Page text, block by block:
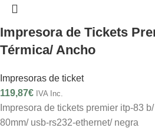
Impresora de Tickets
Térmica/ Ancho
Impresoras de ticket
119,87€ IVA Inc.
Impresora de tickets premier itp-83
80mm/ usb-rs232-ethernet/ negra